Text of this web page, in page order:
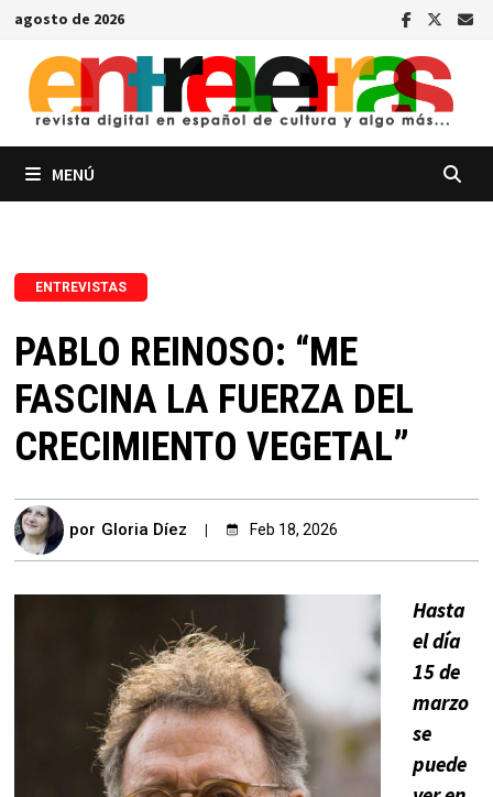
Saltar
contenido
agosto de 2026
MENÚ
ENTREVISTAS
PABLO REINOSO: “ME
FASCINA LA FUERZA DEL
CRECIMIENTO VEGETAL”
por Gloria Díez Feb 18, 2026
Hasta
el día
15 de
marzo
se
puede